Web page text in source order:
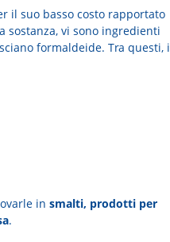
il suo basso costo rapportato
sostanza, vi sono ingredienti
formaldeide. Tra questi, i
in smalti, prodotti per
.